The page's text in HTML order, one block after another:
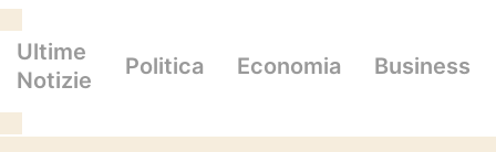
Ultime
Notizie
Politica Economia Business